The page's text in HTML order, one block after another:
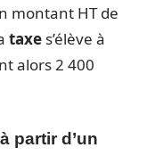
montant HT de
taxe s’élève à
alors 2 400
partir d’un